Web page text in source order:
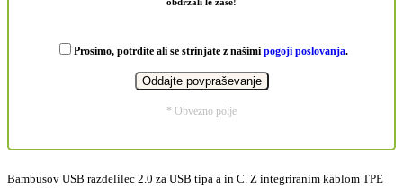
Prosimo, potrdite ali se strinjate z našimi pogoji poslovanja.
* Obvezno polje
Bambusov USB razdelilec 2.0 za USB tipa a in C. Z integriranim kablom TPE